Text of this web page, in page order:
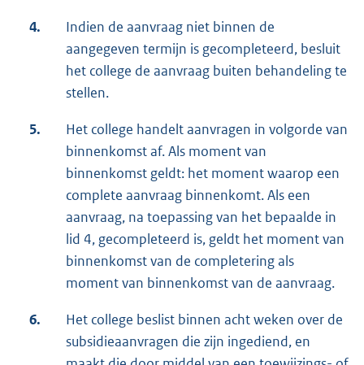
4.
Indien de aanvraag niet binnen de
aangegeven termijn is gecompleteerd, besluit
het college de aanvraag buiten behandeling te
stellen.
5.
Het college handelt aanvragen in volgorde van
binnenkomst af. Als moment van
binnenkomst geldt: het moment waarop een
complete aanvraag binnenkomt. Als een
aanvraag, na toepassing van het bepaalde in
lid 4, gecompleteerd is, geldt het moment van
binnenkomst van de completering als
moment van binnenkomst van de aanvraag.
6.
Het college beslist binnen acht weken over de
subsidieaanvragen die zijn ingediend, en